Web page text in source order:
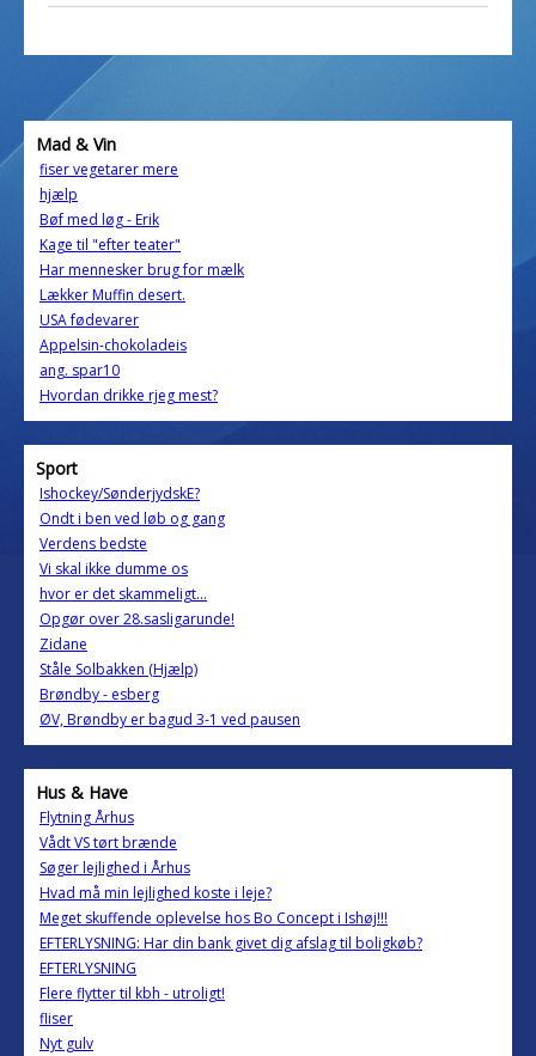
Mad & Vin
fiser vegetarer mere
hjælp
Bøf med løg - Erik
Kage til "efter teater"
Har mennesker brug for mælk
Lækker Muffin desert.
USA fødevarer
Appelsin-chokoladeis
ang. spar10
Hvordan drikke rjeg mest?
Sport
Ishockey/SønderjydskE?
Ondt i ben ved løb og gang
Verdens bedste
Vi skal ikke dumme os
hvor er det skammeligt...
Opgør over 28.sasligarunde!
Zidane
Ståle Solbakken (Hjælp)
Brøndby - esberg
ØV, Brøndby er bagud 3-1 ved pausen
Hus & Have
Flytning Århus
Vådt VS tørt brænde
Søger lejlighed i Århus
Hvad må min lejlighed koste i leje?
Meget skuffende oplevelse hos Bo Concept i Ishøj!!!
EFTERLYSNING: Har din bank givet dig afslag til boligkøb?
EFTERLYSNING
Flere flytter til kbh - utroligt!
fliser
Nyt gulv